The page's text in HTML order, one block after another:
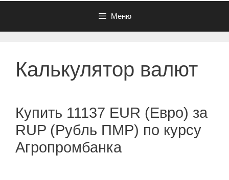
Меню
Калькулятор валют
Купить 11137 EUR (Евро) за
RUP (Рубль ПМР) по курсу
Агропромбанка